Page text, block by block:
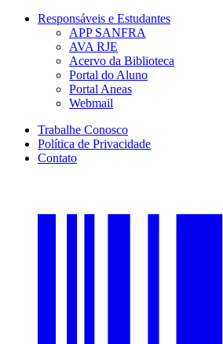
Responsáveis e Estudantes
APP SANFRA
AVA RJE
Acervo da Biblioteca
Portal do Aluno
Portal Aneas
Webmail
Trabalhe Conosco
Política de Privacidade
Contato